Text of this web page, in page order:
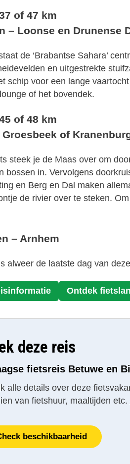
of 47 km
– Loonse en Drunense
de ‘Brabantse Sahara’
en uitgestrekte
schip voor een lange
of het bovendek.
of 48 km
Groesbeek of
steek je de Maas over om
bossen in. Vervolgens
en Berg en Dal maken
de rivier over te steken.
– Arnhem
alweer de laatste dag van
Ontdek
deze reis
fietsreis Betuwe en
alle details over deze
van fietshuur, maaltijden etc.
beschikbaarheid